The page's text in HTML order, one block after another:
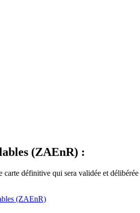
(ZAEnR) :
définitive qui sera validée et
(ZAEnR)